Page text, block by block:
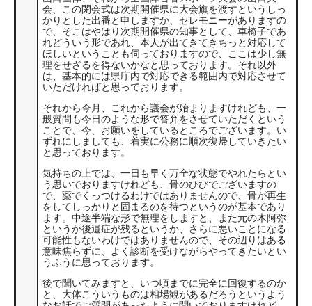
会、この閉会式は次期開催県に大会旗を渡すというしっ
かりとした出番と申しますか、セレモニーがありますの
で、そこはやはり次期開催県の知事として、車椅子であ
れどういう形であれ、本人が出てきてきちっと対応して
ほしいということも伺っておりますので、ここは少し無
理をせざるを得ないかなと思っております。それ以外
は、基本的には県庁内で対応できる範囲内で対応させて
いただければと思っております。
それから今月、これから議会が始まりますけれども、一
般質問も今日のような形で答弁をさせていただくという
ことで、今、お願いをしているところでございます。い
ずれにしましても、着実に公務に順次復帰していきたい
と思っております。
気持ちの上では、一日も早く万全な状態でやれたらとい
う思いでおりますけれども、骨のひびでございますの
で、薬でくっつけるわけではありませんので、骨が再生
をしてしっかりと固まるのを待つというのが基本であり
ます。中途半端な形で無理をしますと、また元の木阿弥
というか後遺症が残るというか、さらに悪いことになる
可能性もないわけではありませんので、その辺りはある
意味焦らずに、よく診断を受けながらやってきたいとい
うふうに思っております。
後で聞いてみますと、いつ頃までに完全に回復するのか
と、大体こういうものは相場観があるだろうというよう